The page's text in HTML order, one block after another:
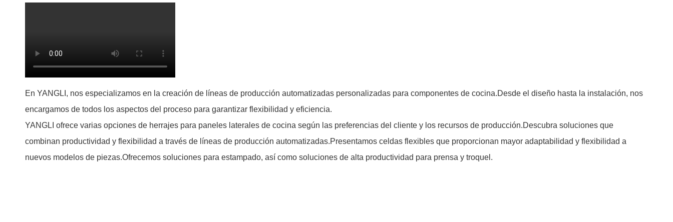
En YANGLI, nos especializamos en la creación de líneas de producción automatizadas personalizadas para componentes de cocina.Desde el diseño hasta la instalación, nos
encargamos de todos los aspectos del proceso para garantizar flexibilidad y eficiencia.
YANGLI ofrece varias opciones de herrajes para paneles laterales de cocina según las preferencias del cliente y los recursos de producción.Descubra soluciones que
combinan productividad y flexibilidad a través de líneas de producción automatizadas.Presentamos celdas flexibles que proporcionan mayor adaptabilidad y flexibilidad a
nuevos modelos de piezas.Ofrecemos soluciones para estampado, así como soluciones de alta productividad para prensa y troquel.